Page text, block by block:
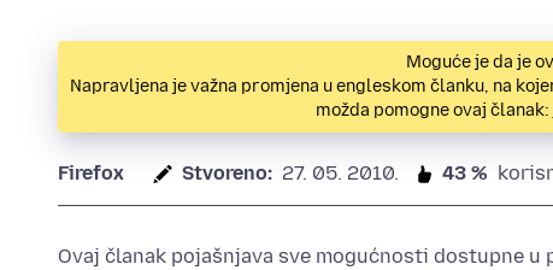
Moguće je da je
Napravljena je važna promjena u engleskom članku, na
možda pomogne ovaj članak:
Firefox Stvoreno: 27. 05. 2010. 43 %
Ovaj članak pojašnjava sve mogućnosti dostupne u